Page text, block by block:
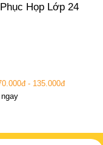
Họp Lớp 24
- 135.000đ